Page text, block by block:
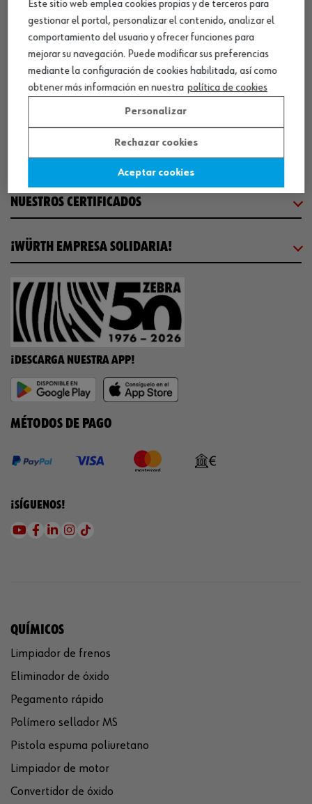
CENTRO LOGÍSTICO / MUSEO
SOBRE WÜRTH
WORKINWÜRTH
NUESTROS CERTIFICADOS
¡WÜRTH EMPRESA SOLIDARIA!
¡DESCARGA NUESTRA APP!
MÉTODOS DE PAGO
¡SÍGUENOS!
QUÍMICOS
Limpiador de frenos
Eliminador de óxido
Pegamento rápido
Polímero sellador MS
Pistola espuma poliuretano
Limpiador de motor
Convertidor de óxido
Este sitio web emplea cookies propias y de terceros para
gestionar el portal, personalizar el contenido, analizar el
comportamiento del usuario y ofrecer funciones para
mejorar su navegación. Puede modificar sus preferencias
mediante la configuración de cookies habilitada, así como
obtener más información en nuestra política de cookies
Personalizar
Rechazar cookies
Aceptar cookies